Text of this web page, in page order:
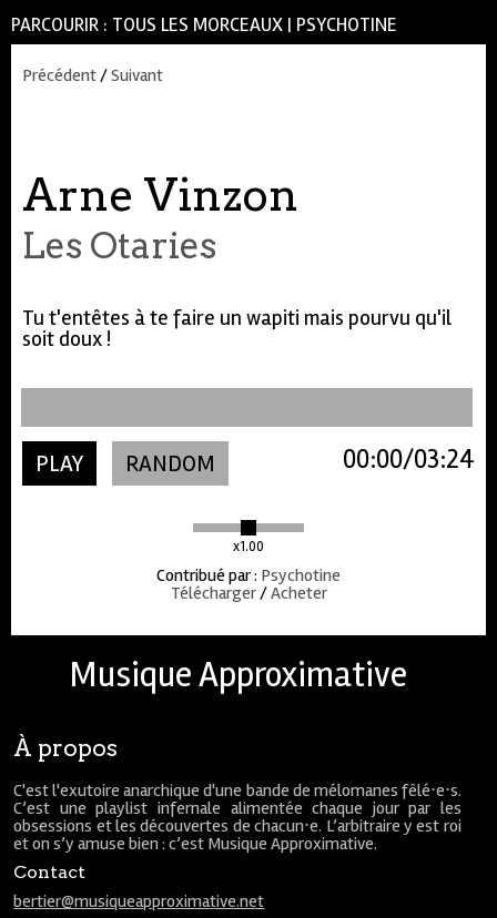
PARCOURIR : TOUS LES MORCEAUX | PSYCHOTINE
Précédent/Suivant
Arne Vinzon
Les Otaries
Tu t'entêtes à te faire un wapiti mais pourvu qu'il
soit doux !
PLAY RANDOM
x1.00
03:24
00:00
Contribué par: Psychotine
Télécharger/Acheter
Musique Approximative
À propos
C'est l'exutoire anarchique d'une bande de mélomanes fêlé⋅e⋅s.
C’est une playlist infernale alimentée chaque jour par les
obsessions et les découvertes de chacun⋅e. L’arbitraire y est roi
et on s’y amuse bien : c’est Musique Approximative.
Contact
bertier@musiqueapproximative.net